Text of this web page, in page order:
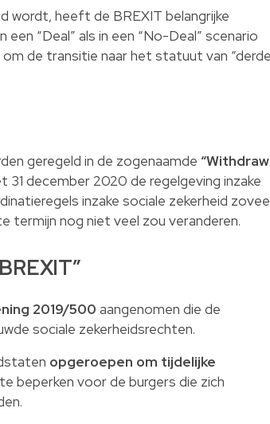
wordt, heeft de BREXIT belangrijke
“Deal” als in een “No-Deal” scenario
de transitie naar het statuut van
geregeld in de zogenaamde
december 2020 de regelgeving inzake
inzake sociale zekerheid
termijn nog niet veel zou veranderen.
2019/500 aangenomen die de
sociale zekerheidsrechten.
opgeroepen om tijdelijke
beperken voor de burgers die zich